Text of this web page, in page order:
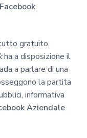
gratuito.
ha a disposizione il
a parlare di una
la partita
informativa
Aziendale